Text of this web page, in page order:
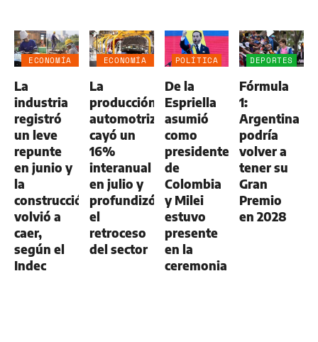
ECONOMÍA
La
industria
registró
un leve
repunte
en junio y
la
construcción
volvió a
caer,
según el
Indec
ECONOMÍA
La
producción
automotriz
cayó un
16%
interanual
en julio y
profundizó
el
retroceso
del sector
POLÍTICA
De la
Espriella
asumió
como
presidente
de
Colombia
y Milei
estuvo
presente
en la
ceremonia
DEPORTES
Fórmula
1:
Argentina
podría
volver a
tener su
Gran
Premio
en 2028